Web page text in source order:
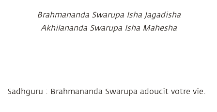
Brahmananda Swarupa Isha Jagadisha
Akhilananda Swarupa Isha Mahesha
Sadhguru : Brahmananda Swarupa adoucit votre vie.